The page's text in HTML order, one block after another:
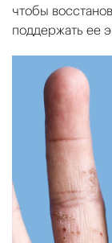
чтобы
поддержать ее